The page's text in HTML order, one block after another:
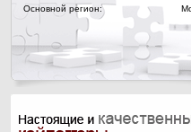
Основной регион: